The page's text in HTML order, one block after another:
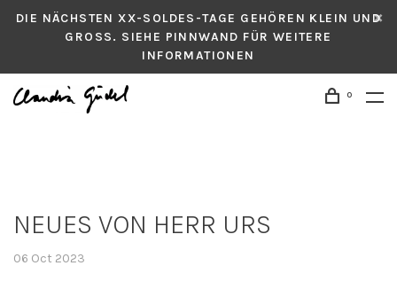
DIE NÄCHSTEN XX-SOLDES-TAGE GEHÖREN KLEIN UND
GROSS. SIEHE PINNWAND FÜR WEITERE
INFORMATIONEN
0
NEUES VON HERR URS
06 Oct 2023